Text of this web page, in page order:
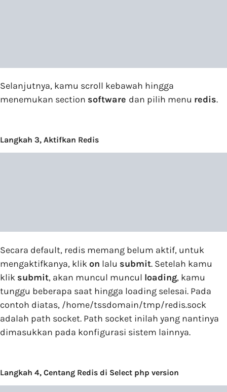
Selanjutnya, kamu scroll kebawah hingga
menemukan section software dan pilih menu redis.
Langkah 3, Aktifkan Redis
Secara default, redis memang belum aktif, untuk
mengaktifkanya, klikon lalu submit. Setelah kamu
klik submit, akan muncul muncul loading, kamu
tunggu beberapa saat hingga loading selesai. Pada
contoh diatas, /home/tssdomain/tmp/redis.sock
adalah path socket. Path socket inilah yang nantinya
dimasukkan pada konfigurasi sistem lainnya.
Langkah 4, Centang Redis di Select php version